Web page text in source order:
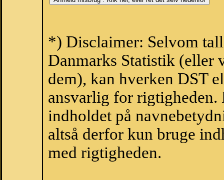
*) Disclaimer: Selvom
Danmarks Statistik (eller
dem), kan hverken DST
ansvarlig for
indholdet på
altså derfor kun bruge
med rigtigheden.